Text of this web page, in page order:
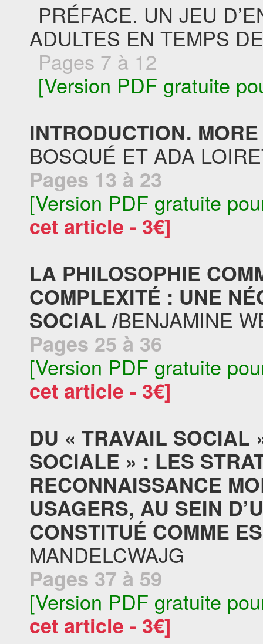
PRÉFACE. UN JEU
ADULTES EN TEMPS
Pages 7 à 12
[Version PDF gratuite
INTRODUCTION.
BOSQUÉ ET ADA
Pages 13 à 23
[Version PDF gratuite
cet article - 3€]
LA PHILOSOPHIE
COMPLEXITÉ : UNE
SOCIAL /BENJAMINE
Pages 25 à 36
[Version PDF gratuite
cet article - 3€]
DU « TRAVAIL SOCIAL
SOCIALE » : LES
RECONNAISSANCE
USAGERS, AU SEIN
CONSTITUÉ COMME
MANDELCWAJG
Pages 37 à 59
[Version PDF gratuite
cet article - 3€]